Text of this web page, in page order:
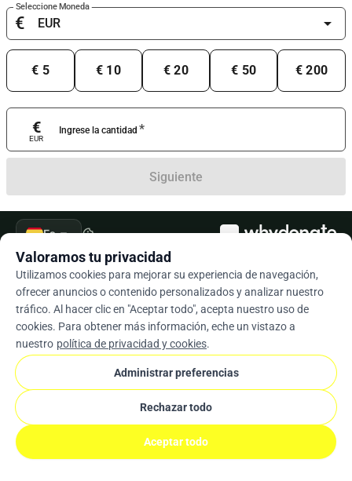
Seleccione Moneda
€ arrow_drop_down
€ 5 € 10 € 20 € 50 € 200
Ingrese la cantidad *
€
EUR
Siguiente
Esarrow_drop_down cookie
Valoramos tu privacidad
Utilizamos cookies para mejorar su experiencia de navegación,
ofrecer anuncios o contenido personalizados y analizar nuestro
tráfico. Al hacer clic en "Aceptar todo", acepta nuestro uso de
cookies. Para obtener más información, eche un vistazo a
nuestro política de privacidad y cookies.
Administrar preferencias
Rechazar todo
Aceptar todo